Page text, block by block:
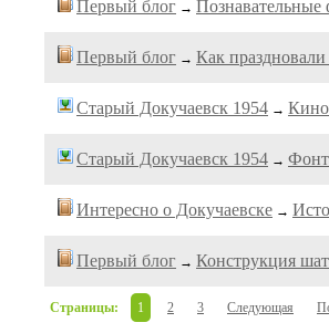
Первый блог → Познавательные
Первый блог → Как
Старый Докучаевск 1954 →
Старый Докучаевск 1954 →
Интересно о Докучаевске →
Первый блог → Конструкция
Страницы: 1 2 3 Следующая